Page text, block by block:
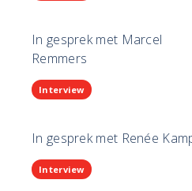
In gesprek met Marcel
Remmers
Interview
In gesprek met Renée
Interview